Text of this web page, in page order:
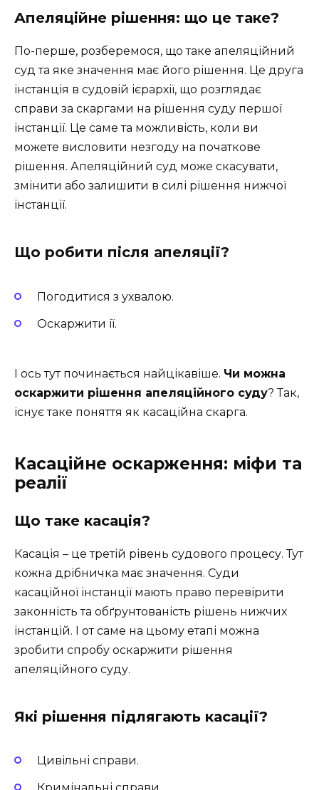
Апеляційне рішення: що це таке?
По-перше, розберемося, що таке апеляційний
суд та яке значення має його рішення. Це друга
інстанція в судовій ієрархії, що розглядає
справи за скаргами на рішення суду першої
інстанції. Це саме та можливість, коли ви
можете висловити незгоду на початкове
рішення. Апеляційний суд може скасувати,
змінити або залишити в силі рішення нижчої
інстанції.
Що робити після апеляції?
Погодитися з ухвалою.
Оскаржити її.
І ось тут починається найцікавіше. Чи можна
оскаржити рішення апеляційного суду? Так,
існує таке поняття як касаційна скарга.
Касаційне оскарження: міфи та
реалії
Що таке касація?
Касація – це третій рівень судового процесу. Тут
кожна дрібничка має значення. Суди
касаційної інстанції мають право перевірити
законність та обґрунтованість рішень нижчих
інстанцій. І от саме на цьому етапі можна
зробити спробу оскаржити рішення
апеляційного суду.
Які рішення підлягають касації?
Цивільні справи.